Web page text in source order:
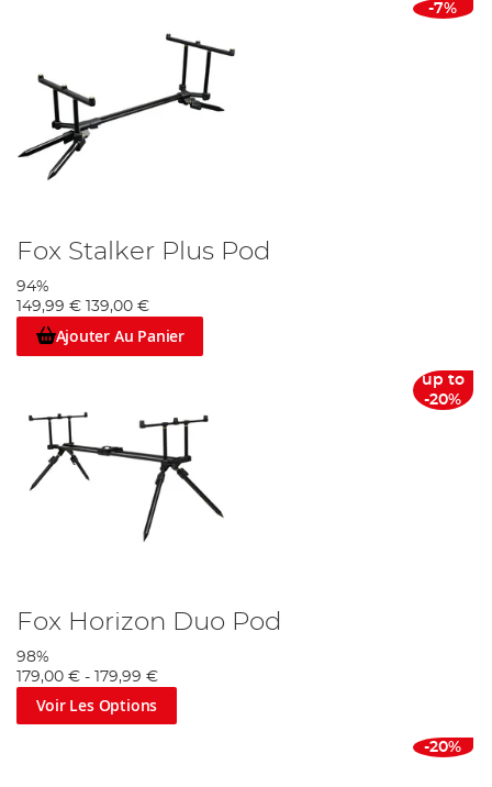
-7%
Fox Stalker Plus Pod
94%
149,99 € 139,00 €
Ajouter Au Panier
up to
-20%
Fox Horizon Duo Pod
98%
179,00 € - 179,99 €
Voir Les Options
-20%